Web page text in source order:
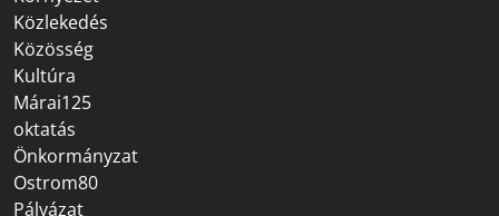
Közlekedés
Közösség
Kultúra
Márai125
oktatás
Önkormányzat
Ostrom80
Pályázat